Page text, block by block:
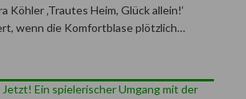
Köhler ‚Trautes Heim, Glück allein!‘
wenn die Komfortblase plötzlich…